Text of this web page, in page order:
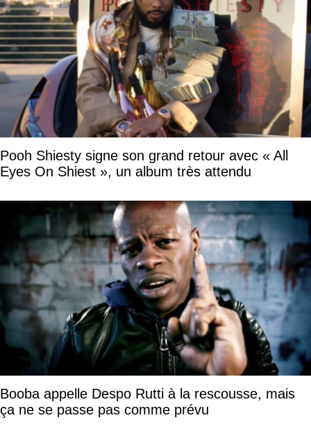
Pooh Shiesty signe son grand retour avec « All
Eyes On Shiest », un album très attendu
Booba appelle Despo Rutti à la rescousse, mais
ça ne se passe pas comme prévu